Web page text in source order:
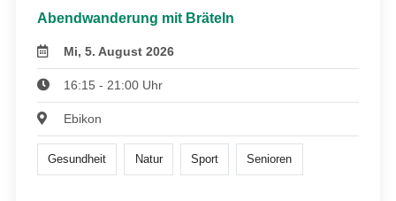
Abendwanderung mit Bräteln
Mi, 5. August 2026
16:15 - 21:00 Uhr
Ebikon
Gesundheit Natur Sport Senioren